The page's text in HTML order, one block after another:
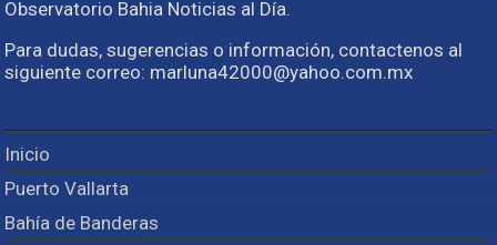
Observatorio Bahia Noticias al Día.
Para dudas, sugerencias o información, contactenos al
siguiente correo: marluna42000@yahoo.com.mx
Inicio
Puerto Vallarta
Bahía de Banderas